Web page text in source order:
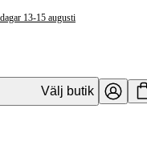
13-15 augusti
Välj butik